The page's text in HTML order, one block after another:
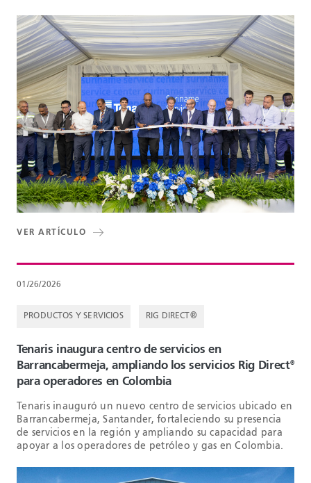
VER ARTÍCULO
01/26/2026
PRODUCTOS Y SERVICIOS RIG DIRECT®
Tenaris inaugura centro de servicios en
Barrancabermeja, ampliando los servicios Rig Direct®
para operadores en Colombia
Tenaris inauguró un nuevo centro de servicios ubicado en
Barrancabermeja, Santander, fortaleciendo su presencia
de servicios en la región y ampliando su capacidad para
apoyar a los operadores de petróleo y gas en Colombia.